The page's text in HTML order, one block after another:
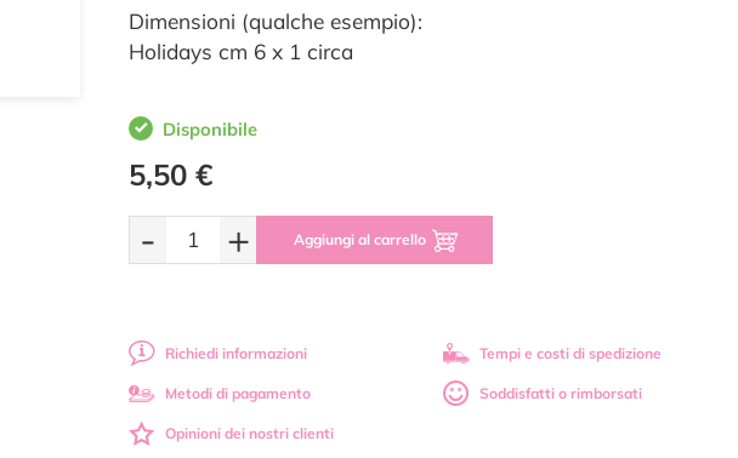
Dimensioni (qualche esempio):
Holidays cm 6 x 1 circa
Disponibile
5,50 €
- + Aggiungi al carrello
Richiedi informazioni Tempi e costi di spedizione
Metodi di pagamento Soddisfatti o rimborsati
Opinioni dei nostri clienti